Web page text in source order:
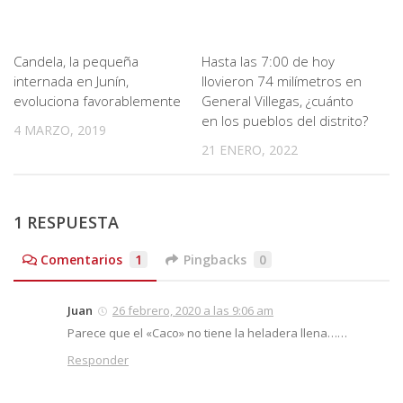
Candela, la pequeña
internada en Junín,
evoluciona favorablemente
4 MARZO, 2019
Hasta las 7:00 de hoy
llovieron 74 milímetros en
General Villegas, ¿cuánto
en los pueblos del distrito?
21 ENERO, 2022
1 RESPUESTA
Comentarios 1 Pingbacks 0
Juan
26 febrero, 2020 a las 9:06 am
Parece que el «Caco» no tiene la heladera llena……
Responder